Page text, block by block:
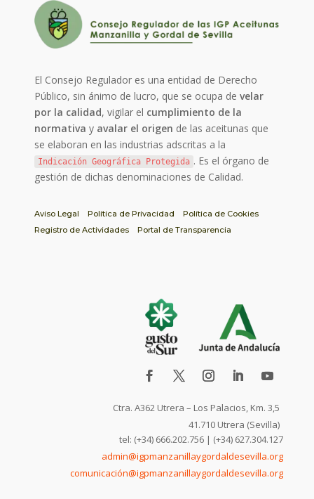
El Consejo Regulador es una entidad de Derecho
Público, sin ánimo de lucro, que se ocupa develar
por la calidad, vigilar el cumplimiento de la
normativa y avalar el origen de las aceitunas que
se elaboran en las industrias adscritas a la
Indicación Geográfica Protegida . Es el órgano de
gestión de dichas denominaciones de Calidad.
Aviso Legal Política de Privacidad
Política de Cookies
Registro de Actividades
Portal de Transparencia
Ctra. A362 Utrera – Los Palacios, Km. 3,5
41.710 Utrera (Sevilla)
tel: (+34) 666.202.756 | (+34) 627.304.127
admin@igpmanzanillaygordaldesevilla.org
comunicación@igpmanzanillaygordaldesevilla.org